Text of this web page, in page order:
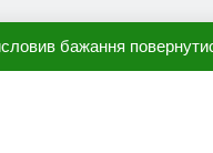
бажання